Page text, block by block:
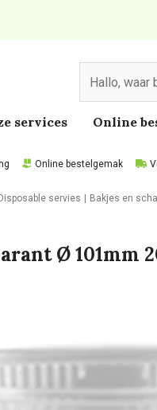
services Online
Online bestelgemak
Disposable servies Bakjes en
Ø 101mm